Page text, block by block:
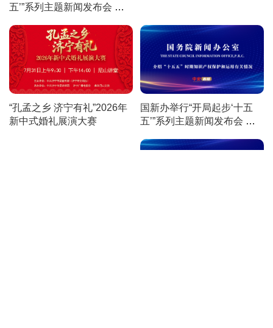
五’”系列主题新闻发布会 介
军人工作高质量发展有关情
况
“孔孟之乡 济宁有礼”2026年
新中式婚礼展演大赛
国新办举行“开局起步‘十五
五’”系列主题新闻发布会 介
和运用有关情况